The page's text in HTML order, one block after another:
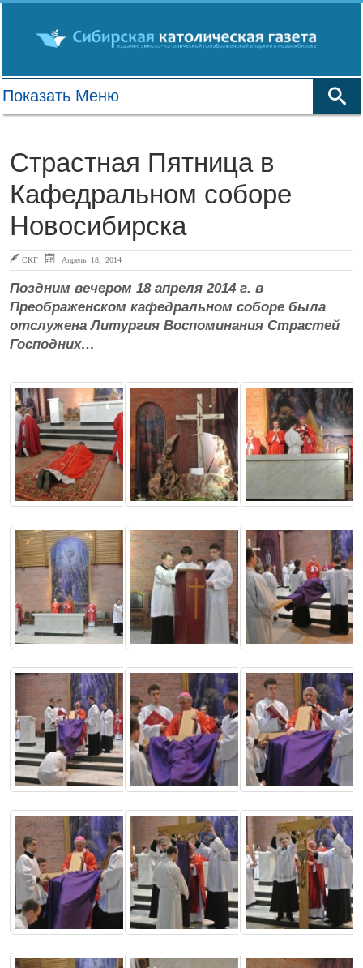
Страстная Пятница в
Кафедральном соборе
Новосибирска
СКГ Апрель 18, 2014
Поздним вечером 18 апреля 2014 г. в
Преображенском кафедральном соборе была
отслужена Литургия Воспоминания Страстей
Господних…